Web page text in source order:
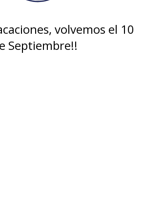
volvemos el 10
Septiembre!!